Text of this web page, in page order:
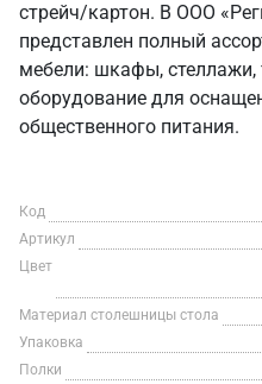
стрейч/картон. В ООО
представлен полный
мебели: шкафы, стеллажи,
оборудование для
общественного питания.
Код
Артикул
Цвет
Материал столешницы стола
Упаковка
Полки